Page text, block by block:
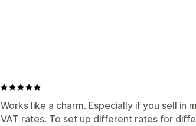
Works like a charm. Especially if you sell in
VAT rates. To set up different rates for